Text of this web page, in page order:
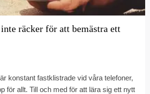
räcker för att bemästra ett
konstant fastklistrade vid våra telefoner,
för allt. Till och med för att lära sig ett nytt